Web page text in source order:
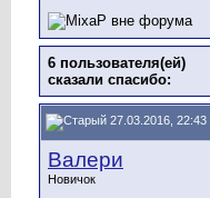
6 пользователя(ей)
сказали cпасибо:
27.03.2016, 22:43
Валери
Новичок